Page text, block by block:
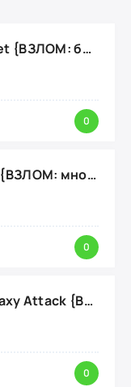
Hydraulic Press Pocket {ВЗЛОМ: бесконечные деньги}
0
Trenches of Europe 3 {ВЗЛОМ: много денег}
0
Infinite Shooting: Galaxy Attack {ВЗЛОМ: Бесплатные Покупки}
0